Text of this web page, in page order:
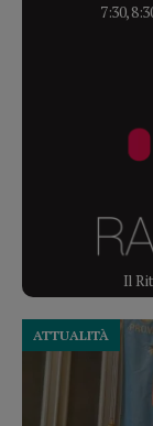
7:30,
Il
ATTUALITÀ